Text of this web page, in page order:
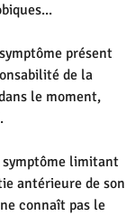
présent
de la
le moment,
limitant
antérieure de son
connaît pas le